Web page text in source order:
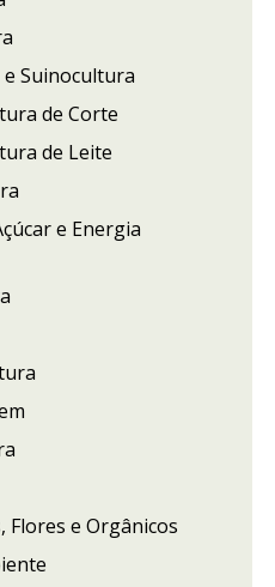
Suinocultura
de Corte
de Leite
e Energia
Flores e Orgânicos